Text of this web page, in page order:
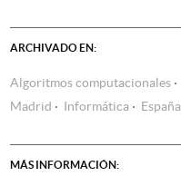
ARCHIVADO EN:
Algoritmos computacionales
Madrid
Informática España
MÁS INFORMACIÓN: